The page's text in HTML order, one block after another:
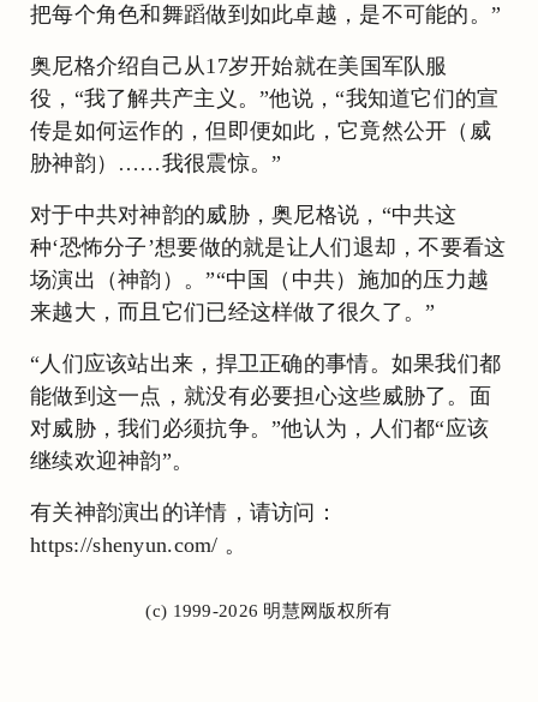
把每个角色和舞蹈做到如此卓越，是不可能的。”
奥尼格介绍自己从17岁开始就在美国军队服
役，“我了解共产主义。”他说，“我知道它们的宣
传是如何运作的，但即便如此，它竟然公开（威
胁神韵）……我很震惊。”
对于中共对神韵的威胁，奥尼格说，“中共这
种‘恐怖分子’想要做的就是让人们退却，不要看这
场演出（神韵）。”“中国（中共）施加的压力越
来越大，而且它们已经这样做了很久了。”
“人们应该站出来，捍卫正确的事情。如果我们都
能做到这一点，就没有必要担心这些威胁了。面
对威胁，我们必须抗争。”他认为，人们都“应该
继续欢迎神韵”。
有关神韵演出的详情，请访问：
https://shenyun.com/ 。
(c) 1999-2026 明慧网版权所有